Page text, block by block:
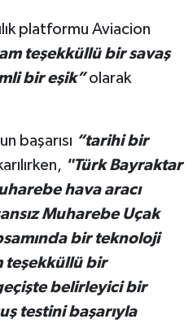
platformu Aviacion
teşekküllü bir savaş
bir eşik”olarak
başarısı “tarihi bir
"Türk Bayraktar
hava aracı
Muharebe Uçak
bir teknoloji
teşekküllü bir
belirleyici bir
testini başarıyla